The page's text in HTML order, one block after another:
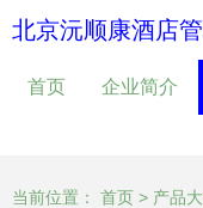
北京沅顺康酒店
首页 企业简介
当前位置： 首页 > 产品